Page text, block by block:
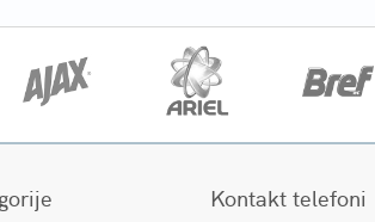
Kontakt telefoni